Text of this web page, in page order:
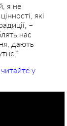
я не
які
–
нас
дають
у